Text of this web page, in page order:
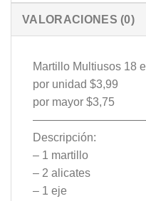
VALORACIONES (0)
Martillo Multiusos 18
por unidad $3,99
por mayor $3,75
——————————
Descripción:
– 1 martillo
– 2 alicates
– 1 eje